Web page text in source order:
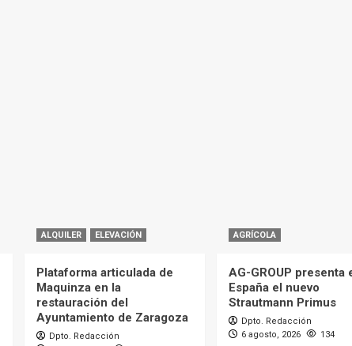
ALQUILER ELEVACIÓN
Plataforma articulada de
Maquinza en la
restauración del
Ayuntamiento de Zaragoza
Dpto. Redacción
AGRÍCOLA
AG-GROUP presenta
España el nuevo
Strautmann Primus
Dpto. Redacción
6 agosto, 2026
134